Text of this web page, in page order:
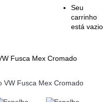
Seu
carrinho
está vazio
Fusca Mex Cromado